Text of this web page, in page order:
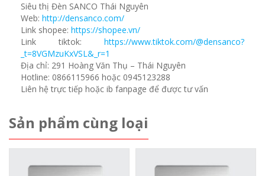
Siêu thị Đèn SANCO Thái Nguyên
Web: http://densanco.com/
Link shopee: https://shopee.vn/
Link tiktok: https://www.tiktok.com/@densanco?
_t=8VGMzuKxVSL&_r=1
Địa chỉ: 291 Hoàng Văn Thụ – Thái Nguyên
Hotline: 0866115966 hoặc 0945123288
Liên hệ trực tiếp hoặc ib fanpage để được tư vấn
Sản phẩm cùng loại